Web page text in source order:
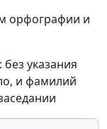
орфографии и
указания
и фамилий